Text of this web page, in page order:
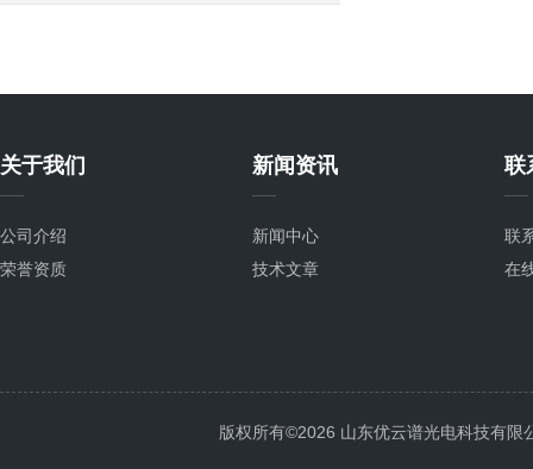
关于我们
公司介绍
荣誉资质
新闻资讯
新闻中心
技术文章
联
联
在
版权所有©2026 山东优云谱光电科技有